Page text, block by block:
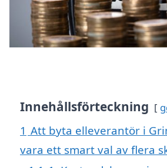
Innehållsförteckning
1 Att byta elleverantör i
vara ett smart val av flera